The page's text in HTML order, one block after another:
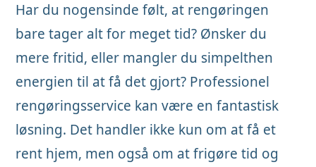
Har du nogensinde følt, at rengøringen
bare tager alt for meget tid? Ønsker du
mere fritid, eller mangler du simpelthen
energien til at få det gjort? Professionel
rengøringsservice kan være en fantastisk
løsning. Det handler ikke kun om at få et
rent hjem, men også om at frigøre tid og